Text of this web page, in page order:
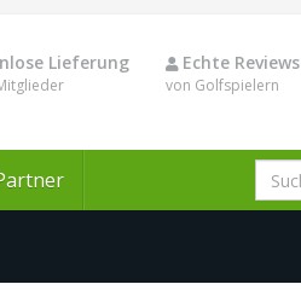
Lieferung Echte Reviews
von Golfspielern